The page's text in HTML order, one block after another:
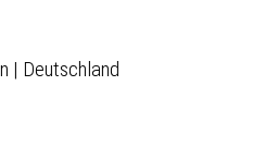
| Deutschland